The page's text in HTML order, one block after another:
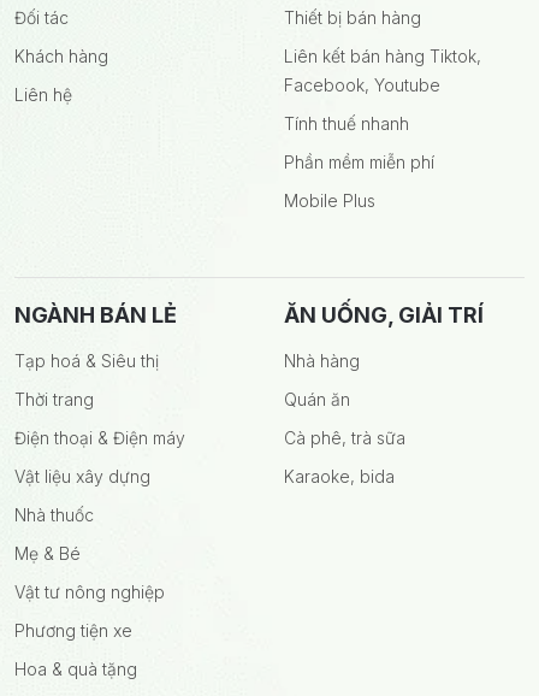
Đối tác
Khách hàng
Liên hệ
Thiết bị bán hàng
Liên kết bán hàng Tiktok,
Facebook, Youtube
Tính thuế nhanh
Phần mềm miễn phí
Mobile Plus
NGÀNH BÁN LẺ
Tạp hoá & Siêu thị
Thời trang
Điện thoại & Điện máy
Vật liệu xây dựng
Nhà thuốc
Mẹ & Bé
Vật tư nông nghiệp
Phương tiện xe
Hoa & quà tặng
ĂN UỐNG, GIẢI TRÍ
Nhà hàng
Quán ăn
Cà phê, trà sữa
Karaoke, bida